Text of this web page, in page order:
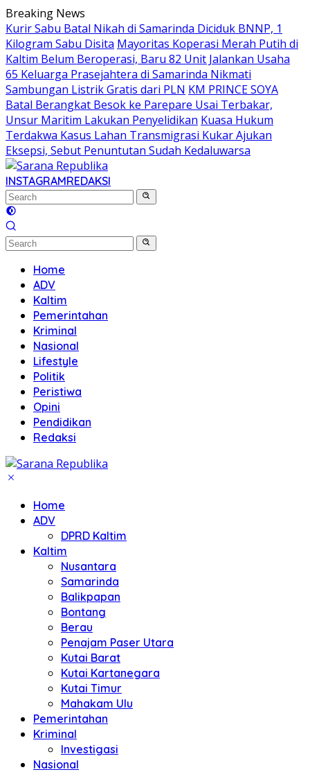
Skip
to
content
Breaking News
Kurir Sabu Batal Nikah di Samarinda Diciduk BNNP, 1
Kilogram Sabu Disita Mayoritas Koperasi Merah Putih di
Kaltim Belum Beroperasi, Baru 82 Unit Jalankan Usaha
65 Keluarga Prasejahtera di Samarinda Nikmati
Sambungan Listrik Gratis dari PLN KM PRINCE SOYA
Batal Berangkat Besok ke Parepare Usai Terbakar,
Unsur Maritim Lakukan Penyelidikan Kuasa Hukum
Terdakwa Kasus Lahan Transmigrasi Kukar Ajukan
Eksepsi, Sebut Penuntutan Sudah Kedaluwarsa
INSTAGRAMREDAKSI
Home
ADV
Kaltim
Pemerintahan
Kriminal
Nasional
Lifestyle
Politik
Peristiwa
Opini
Pendidikan
Redaksi
Home
ADV
DPRD Kaltim
Kaltim
Nusantara
Samarinda
Balikpapan
Bontang
Berau
Penajam Paser Utara
Kutai Barat
Kutai Kartanegara
Kutai Timur
Mahakam Ulu
Pemerintahan
Kriminal
Investigasi
Nasional